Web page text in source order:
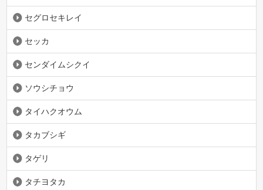
セグロセキレイ
セッカ
センダイムシクイ
ソウシチョウ
タイハクオウム
タカブシギ
タゲリ
タチヨタカ